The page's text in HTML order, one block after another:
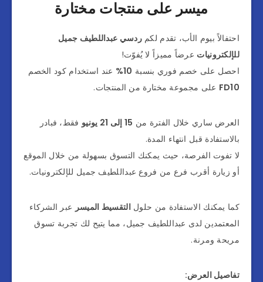
ميسر على منتجات مختارة
احتفالاً بيوم الأب، تقدم لكمردسي عبداللطيف جميل
للإلكترونيات عرضاً مميزاً لا يُفوّت!
احصل على خصم فوري بنسبة 10%
عند استخدام كود الخصم
FD10 على مجموعة مختارة من المنتجات.
العرض ساري خلال الفترة من 15 إلى 21 يونيو
فقط، فبادر
بالاستفادة قبل انتهاء المدة.
لا تفوت الفرصة، حيث يمكنك التسوق بسهولة من خلال الموقع
أو زيارة أقرب فرع من فروع عبداللطيف جميل للإلكترونيات.
كما يمكنك الاستفادة من حلولالتقسيط الميسر عبر الشركاء
المعتمدين لدى عبداللطيف جميل، مما يتيح لك تجربة تسوق
مريحة ومرنة.
تفاصيل العرض: